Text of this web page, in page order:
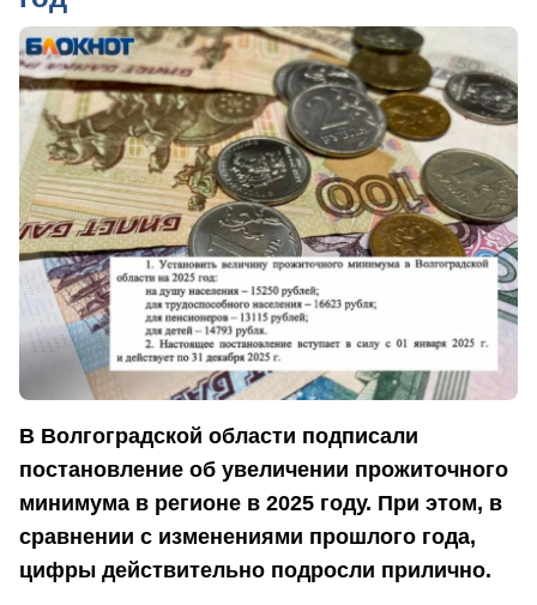
В Волгоградской области подписали
постановление об увеличении прожиточного
минимума в регионе в 2025 году. При этом, в
сравнении с изменениями прошлого года,
цифры действительно подросли прилично.